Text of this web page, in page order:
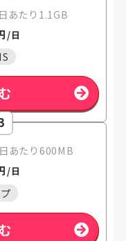
あたり1.1GB
/日
あたり600MB
/日